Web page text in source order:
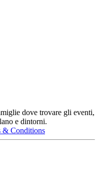
dove trovare gli eventi,
e dintorni.
& Conditions